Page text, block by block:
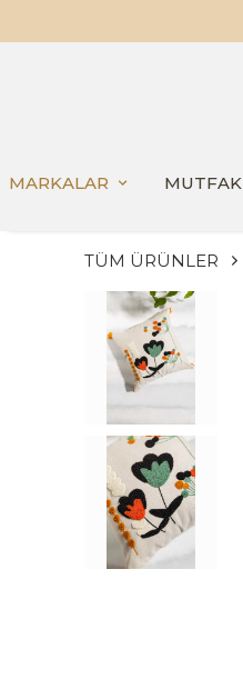
MARKALAR MUTFAK
TÜM ÜRÜNLER